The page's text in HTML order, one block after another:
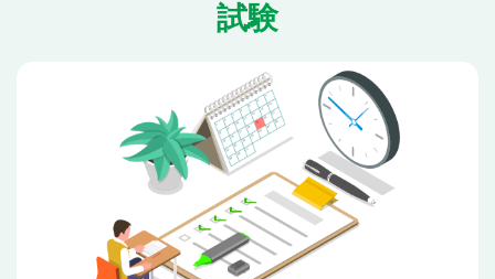
試験